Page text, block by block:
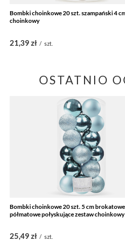
Bombki choinkowe 20 szt. szampański 4
choinkowy
21,39 zł / szt.
OSTATNIO
Bombki choinkowe 20 szt. 5 cm brokatowe
półmatowe połyskujące zestaw
25,49 zł / szt.